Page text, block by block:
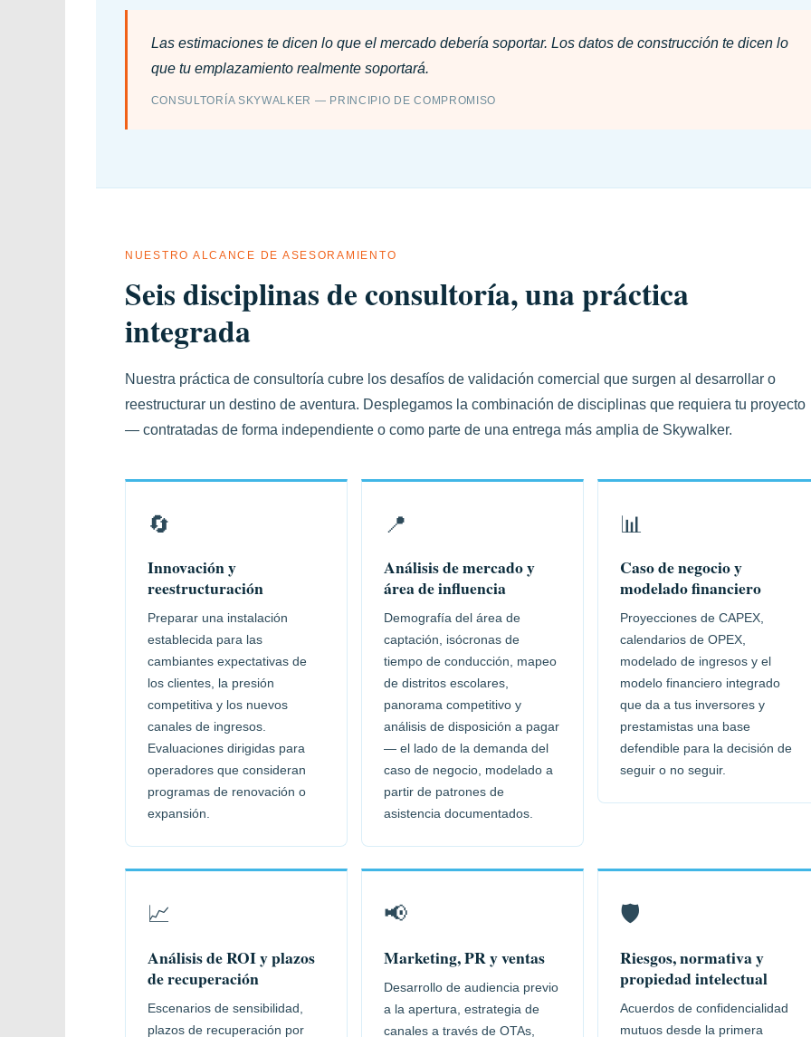
Las estimaciones te dicen lo que el mercado debería soportar. Los datos de construcción te dicen lo
que tu emplazamiento realmente soportará.
CONSULTORÍA SKYWALKER — PRINCIPIO DE COMPROMISO
NUESTRO ALCANCE DE ASESORAMIENTO
Seis disciplinas de consultoría, una práctica
integrada
Nuestra práctica de consultoría cubre los desafíos de validación comercial que surgen al desarrollar o
reestructurar un destino de aventura. Desplegamos la combinación de disciplinas que requiera tu proyecto
— contratadas de forma independiente o como parte de una entrega más amplia de Skywalker.
🔄
Innovación y
reestructuración
Preparar una instalación
establecida para las
cambiantes expectativas de
los clientes, la presión
competitiva y los nuevos
canales de ingresos.
Evaluaciones dirigidas para
operadores que consideran
programas de renovación o
expansión.
📍
Análisis de mercado y
área de influencia
Demografía del área de
captación, isócronas de
tiempo de conducción, mapeo
de distritos escolares,
panorama competitivo y
análisis de disposición a pagar
— el lado de la demanda del
caso de negocio, modelado a
partir de patrones de
asistencia documentados.
📊
Caso de negocio y
modelado financiero
Proyecciones de CAPEX,
calendarios de OPEX,
modelado de ingresos y el
modelo financiero integrado
que da a tus inversores y
prestamistas una base
defendible para la decisión de
seguir o no seguir.
📈
Análisis de ROI y plazos
de recuperación
Escenarios de sensibilidad,
plazos de recuperación por
📢
Marketing, PR y ventas
Desarrollo de audiencia previo
a la apertura, estrategia de
canales a través de OTAs,
🛡️
Riesgos, normativa y
propiedad intelectual
Acuerdos de confidencialidad
mutuos desde la primera